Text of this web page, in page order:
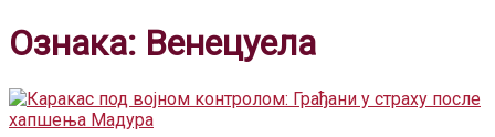
Ознака: Венецуела